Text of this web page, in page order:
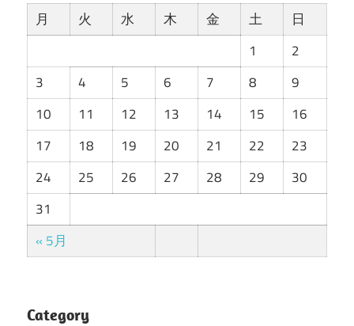
月
火 水 木 金 土 日
« 5月
1
2
3
4 5 6 7 8
9
10
11 12 13 14 15
16
17
18 19 20 21 22
23
24
25 26 27 28 29
30
31
Category